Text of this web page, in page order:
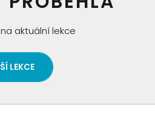
aktuální lekce
LEKCE